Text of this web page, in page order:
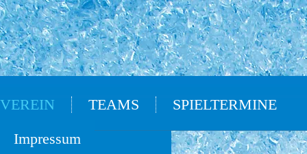
VEREIN TEAMS
Oldies
SPIELTERMINE
Impressum